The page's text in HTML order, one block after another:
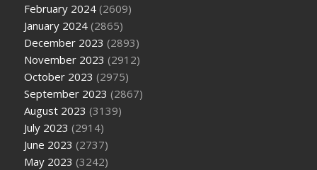
February 2024 (2609)
January 2024 (2865)
December 2023 (2893)
November 2023 (2912)
October 2023 (2975)
September 2023 (2867)
August 2023 (3139)
July 2023 (2914)
June 2023 (2737)
May 2023 (3242)